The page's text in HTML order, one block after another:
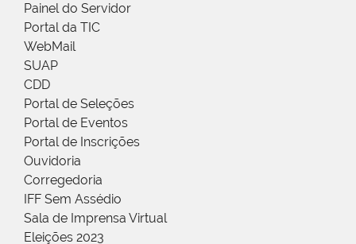
Painel do Servidor
Portal da TIC
WebMail
SUAP
CDD
Portal de Seleções
Portal de Eventos
Portal de Inscrições
Ouvidoria
Corregedoria
IFF Sem Assédio
Sala de Imprensa Virtual
Eleições 2023